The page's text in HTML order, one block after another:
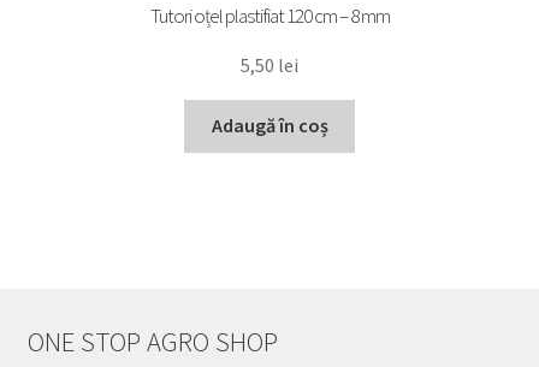
Tutori oțel plastifiat 120 cm – 8 mm
5,50 lei
Adaugă în coș
ONE STOP AGRO SHOP